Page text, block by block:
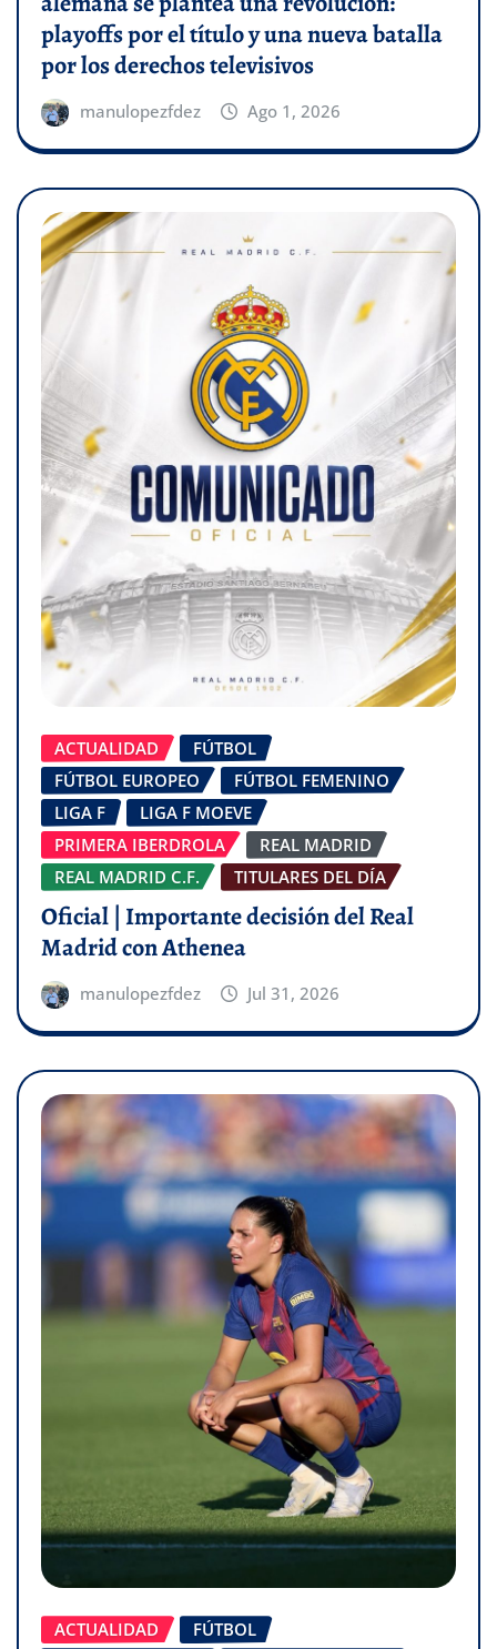
playoffs por el título y una nueva batalla
por los derechos televisivos
manulopezfdez Ago 1, 2026
ACTUALIDAD
FÚTBOL
FÚTBOL EUROPEO
FÚTBOL FEMENINO
LIGA F
LIGA F MOEVE
PRIMERA IBERDROLA
REAL MADRID
REAL MADRID C.F.
TITULARES DEL DÍA
Oficial | Importante decisión del Real
Madrid con Athenea
manulopezfdez Jul 31, 2026
ACTUALIDAD
FÚTBOL